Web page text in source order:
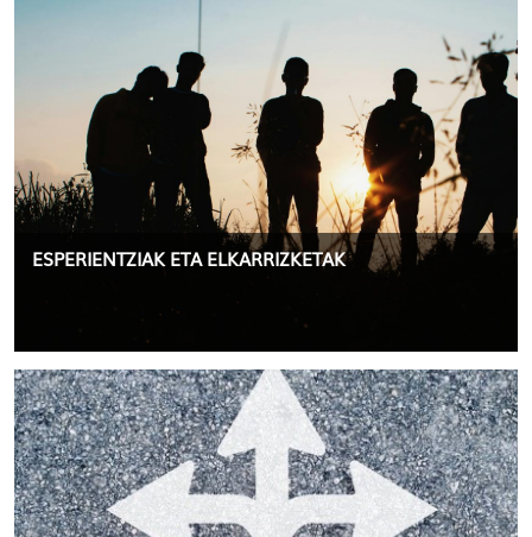
ESPERIENTZIAK ETA ELKARRIZKETAK